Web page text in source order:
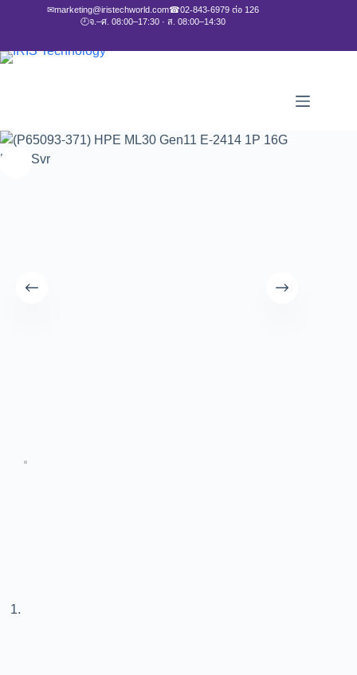
✉marketing@iristechworld.com☎02-843-6979 ต่อ 126
🕘จ.–ศ. 08:00–17:30 · ส. 08:00–14:30